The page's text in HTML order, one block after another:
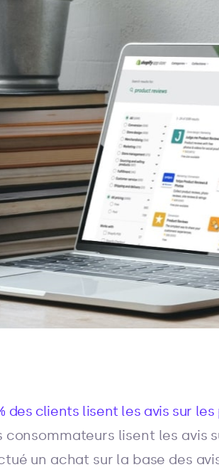
des clients lisent les avis sur
consommateurs lisent les avis
un achat sur la base des